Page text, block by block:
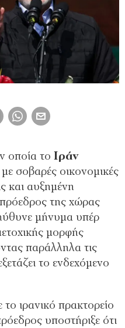
οποία το Ιράν
σοβαρές οικονομικές
και αυξημένη
της χώρας
μήνυμα υπέρ
μορφής
παράλληλα τις
το ενδεχόμενο
ιρανικό πρακτορείο
υποστήριξε ότι